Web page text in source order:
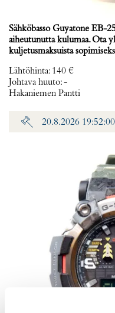
Sähköbasso Guyatone EB-
aiheutunutta kulumaa. Ota
kuljetusmaksuista
Lähtöhinta: 140 €
Johtava huuto:-
Hakaniemen Pantti
20.8.2026 19:52:00